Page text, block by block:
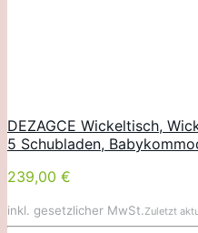
DEZAGCE Wickeltisch,
5 Schubladen,
239,00 €
inkl. gesetzlicher MwSt.Zuletzt